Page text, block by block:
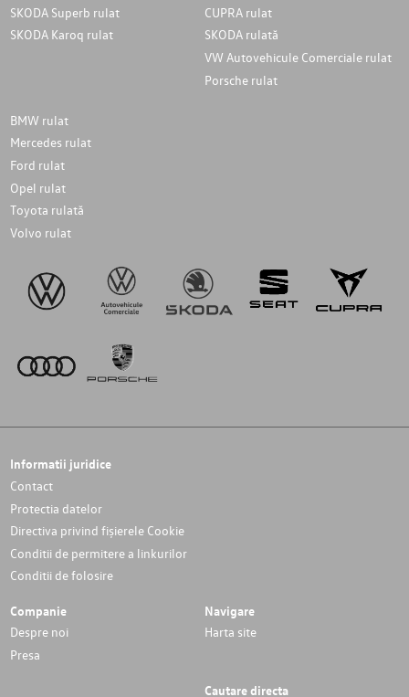
SKODA Superb rulat
SKODA Karoq rulat
CUPRA rulat
SKODA rulată
VW Autovehicule Comerciale rulat
Porsche rulat
BMW rulat
Mercedes rulat
Ford rulat
Opel rulat
Toyota rulată
Volvo rulat
Informatii juridice
Contact
Protectia datelor
Directiva privind fișierele Cookie
Conditii de permitere a linkurilor
Conditii de folosire
Companie
Despre noi
Presa
Navigare
Harta site
Cautare directa